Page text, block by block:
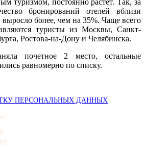
туризмом, постоянно растет. Так, за
бронирований отелей вблизи
более, чем на 35%. Чаще всего
туристы из Москвы, Санкт-
Ростова-на-Дону и Челябинска.
почетное 2 место, остальные
равномерно по списку.
ПЕРСОНАЛЬНЫХ ДАННЫХ